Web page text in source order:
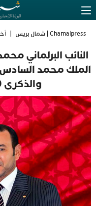
Chamalpress | شمال بريس
النائب البرلماني
الملك محمد السادس
والذكرى 60 لميلاد جلالتة